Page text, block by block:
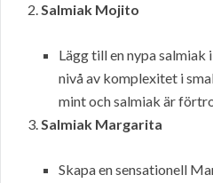
Salmiak Mojito
Lägg till en nypa
nivå av komplexitet i
mint och salmiak är
Salmiak Margarita
Skapa en sensationell